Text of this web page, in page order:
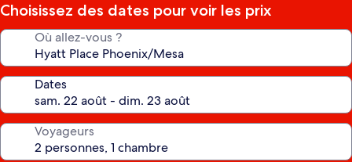
Choisissez des dates pour voir les prix
Où allez-vous ?
Dates
Voyageurs